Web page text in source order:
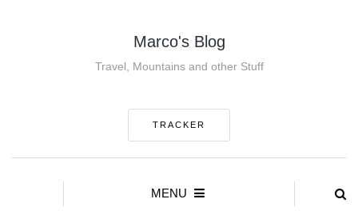
Marco's Blog
Travel, Mountains and other Stuff
TRACKER
MENU